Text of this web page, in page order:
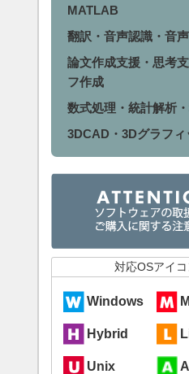
MATLAB
翻訳・音声認識・音
論文作成支援・思考
フ作成
数式処理・統計解析
3DCAD・3Dグラフィ
対応OSアイコ
Windows
Hybrid
Unix